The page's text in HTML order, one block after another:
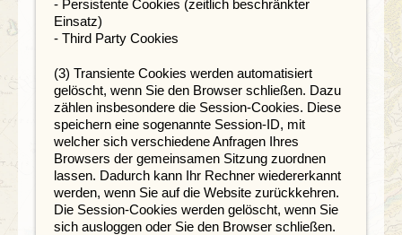
- Persistente Cookies (zeitlich beschränkter
Einsatz)
- Third Party Cookies
(3) Transiente Cookies werden automatisiert
gelöscht, wenn Sie den Browser schließen. Dazu
zählen insbesondere die Session-Cookies. Diese
speichern eine sogenannte Session-ID, mit
welcher sich verschiedene Anfragen Ihres
Browsers der gemeinsamen Sitzung zuordnen
lassen. Dadurch kann Ihr Rechner wiedererkannt
werden, wenn Sie auf die Website zurückkehren.
Die Session-Cookies werden gelöscht, wenn Sie
sich ausloggen oder Sie den Browser schließen.